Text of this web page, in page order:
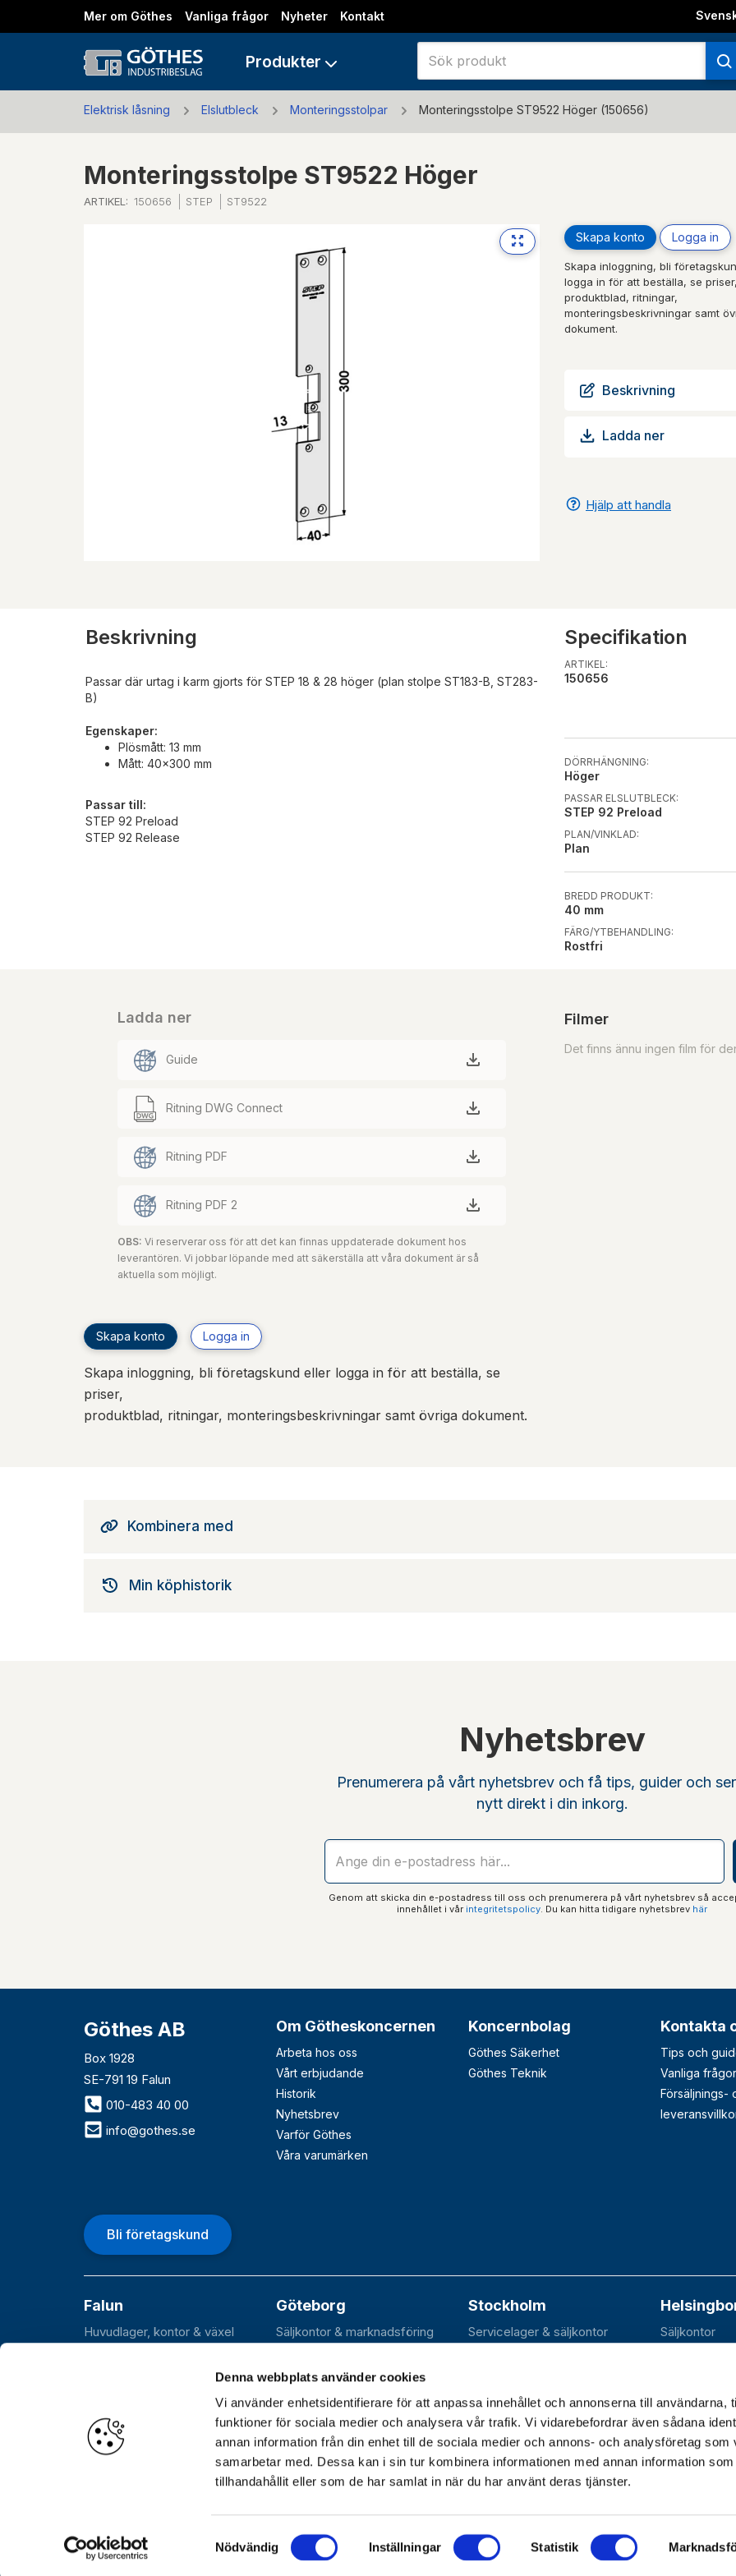
Denna webbplats använder cookies
Vi använder enhetsidentifierare för att anpassa innehållet och annonserna till användarna,
funktioner för sociala medier och analysera vår trafik. Vi vidarebefordrar även sådana
annan information från din enhet till de sociala medier och annons- och analysföretag som
samarbetar med. Dessa kan i sin tur kombinera informationen med annan information
tillhandahållit eller som de har samlat in när du har använt deras tjänster.
Samtyckesval
Nödvändig Inställningar Statistik
Mer om Göthes Vanliga frågor Nyheter Kontakt
Produkter
Elektrisk låsning Elslutbleck Monteringsstolpar Monteringsstolpe ST9522 Höger (150656)
Monteringsstolpe ST9522 Höger
ARTIKEL: 150656 STEP ST9522
Skapa konto Logga in
Skapa inloggning, bli
logga in för att beställa, se priser,
produktblad, ritningar,
monteringsbeskrivningar samt
dokument.
Beskrivning
Ladda ner
Hjälp att handla
Beskrivning
Passar där urtag i karm gjorts för STEP 18 & 28 höger (plan stolpe ST183-B, ST283-
B)
Egenskaper:
Plösmått: 13 mm
Mått: 40x300 mm
Passar till:
STEP 92 Preload
STEP 92 Release
Specifikation
ARTIKEL:
150656
DÖRRHÄNGNING:
Höger
PASSAR ELSLUTBLECK:
STEP 92 Preload
PLAN/VINKLAD:
Plan
BREDD PRODUKT:
40 mm
FÄRG/YTBEHANDLING:
Rostfri
Ladda ner
Guide
Ritning DWG Connect
Ritning PDF
Ritning PDF 2
OBS: Vi reserverar oss för att det kan finnas uppdaterade dokument hos
leverantören. Vi jobbar löpande med att säkerställa att våra dokument är så
aktuella som möjligt.
Skapa konto Logga in
Skapa inloggning, bli företagskund eller logga in för att beställa, se
priser,
produktblad, ritningar, monteringsbeskrivningar samt övriga dokument.
Filmer
Det finns ännu ingen film för
Kombinera med
Min köphistorik
Nyhetsbrev
Prenumerera på vårt nyhetsbrev och få tips, guider och
nytt direkt i din inkorg.
Genom att skicka din e-postadress till oss och prenumerera på vårt nyhetsbrev så
innehållet i vår integritetspolicy. Du kan hitta tidigare nyhetsbrev här
Göthes AB
Box 1928
SE-791 19 Falun
010-483 40 00
info@gothes.se
Om Götheskoncernen
Arbeta hos oss
Vårt erbjudande
Historik
Nyhetsbrev
Varför Göthes
Våra varumärken
Koncernbolag
Göthes Säkerhet
Göthes Teknik
Kontakta
Tips och
Vanliga frågor
Försäljnings-
Bli företagskund
Falun
Huvudlager, kontor & växel
Göteborg
Säljkontor & marknadsföring
SE-431 37 Mölndal
Stockholm
Servicelager & säljkontor
Säljkontor
Öppettider
Huvudkontor, lager och växel: Vardagar 07.30–16.30 |
Hämtlager (Stockholm): Vardagar 06.30–17.00
© Göthes Industribeslag AB 2026